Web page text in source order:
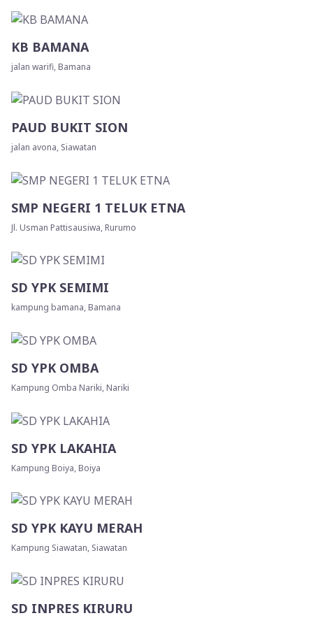
KB BAMANA
jalan warifi, Bamana
PAUD BUKIT SION
jalan avona, Siawatan
SMP NEGERI 1 TELUK ETNA
Jl. Usman Pattisausiwa, Rurumo
SD YPK SEMIMI
kampung bamana, Bamana
SD YPK OMBA
Kampung Omba Nariki, Nariki
SD YPK LAKAHIA
Kampung Boiya, Boiya
SD YPK KAYU MERAH
Kampung Siawatan, Siawatan
SD INPRES KIRURU